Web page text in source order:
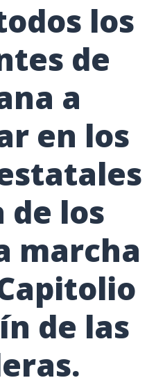
los
de
a
en los
de los
marcha
de las